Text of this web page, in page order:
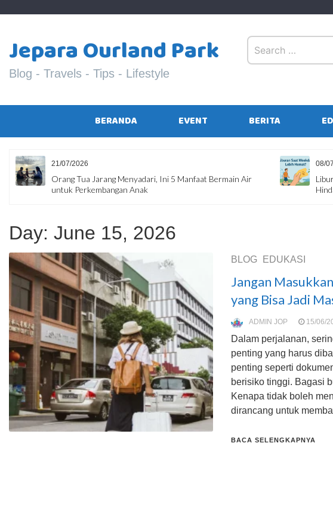
Jepara Ourland Park
Blog - Travels - Tips - Lifestyle
BERANDA EVENT BERITA
Ini 5 Manfaat Bermain Air
Liburan Hemat Bukan Berarti Mengurangi
Hindari 10 Kesalahan yang Bikin Dompet
Day: June 15, 2026
BLOG EDUKASI
Jangan
yang Bisa Jadi
ADMIN JOP 15/06/
Dalam perjalanan,
penting yang harus
penting seperti
berisiko tinggi. Bagasi
Kenapa tidak boleh
dirancang untuk
BACA SELENGKAPNYA